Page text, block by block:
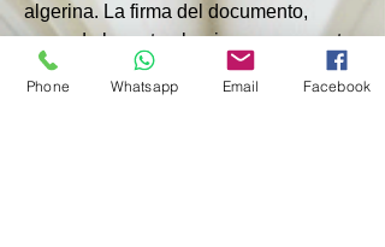
algerina. La firma del documento,
secondo la parte algerina, rappresenta
“un passo strategico per rafforzare la
cooperazione tra l’Algeria e la
Phone Whatsapp Email Facebook